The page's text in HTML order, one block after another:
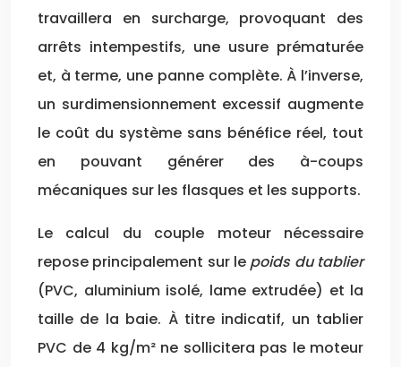
travaillera en surcharge, provoquant des
arrêts intempestifs, une usure prématurée
et, à terme, une panne complète. À l’inverse,
un surdimensionnement excessif augmente
le coût du système sans bénéfice réel, tout
en pouvant générer des à-coups
mécaniques sur les flasques et les supports.
Le calcul du couple moteur nécessaire
repose principalement sur le poids du tablier
(PVC, aluminium isolé, lame extrudée) et la
taille de la baie. À titre indicatif, un tablier
PVC de 4 kg/m² ne sollicitera pas le moteur